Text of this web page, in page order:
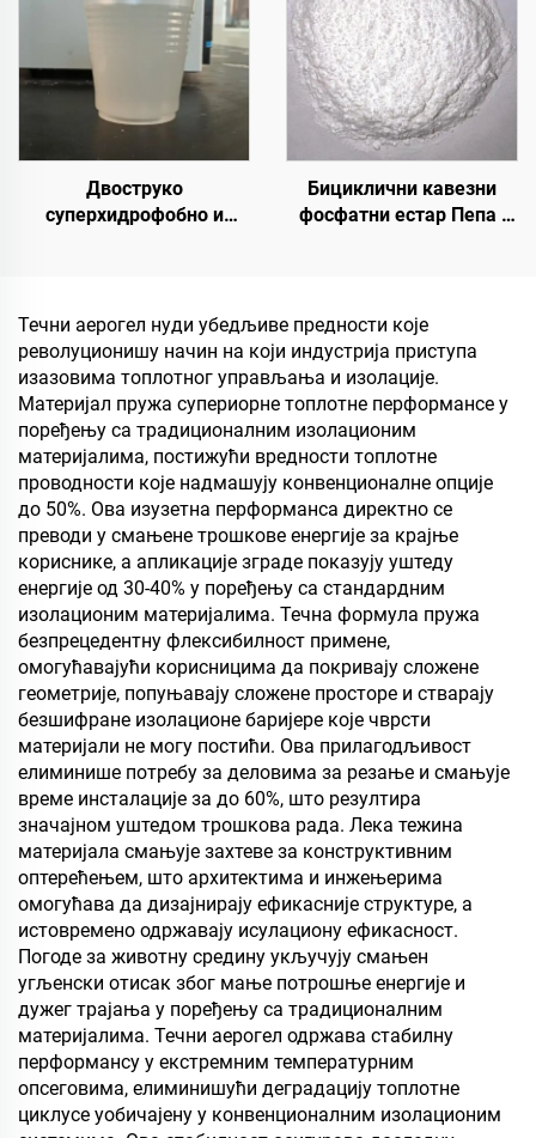
Двоструко
суперхидрофобно и
премазима или у другим
сценаријама који
захтевају хидрофобна и
олеофобна својства
Бициклични кавезни
фосфатни естар Пепа |
ЕВА материјала
Течни аерогел нуди убедљиве предности које
револуционишу начин на који индустрија приступа
изазовима топлотног управљања и изолације.
Материјал пружа супериорне топлотне перформансе у
поређењу са традиционалним изолационим
материјалима, постижући вредности топлотне
проводности које надмашују конвенционалне опције
до 50%. Ова изузетна перформанса директно се
преводи у смањене трошкове енергије за крајње
кориснике, а апликације зграде показују уштеду
енергије од 30-40% у поређењу са стандардним
изолационим материјалима. Течна формула пружа
безпрецедентну флексибилност примене,
омогућавајући корисницима да покривају сложене
геометрије, попуњавају сложене просторе и стварају
безшифране изолационе баријере које чврсти
материјали не могу постићи. Ова прилагодљивост
елиминише потребу за деловима за резање и смањује
време инсталације за до 60%, што резултира
значајном уштедом трошкова рада. Лека тежина
материјала смањује захтеве за конструктивним
оптерећењем, што архитектима и инжењерима
омогућава да дизајнирају ефикасније структуре, а
истовремено одржавају исулациону ефикасност.
Погоде за животну средину укључују смањен
угљенски отисак због мање потрошње енергије и
дужег трајања у поређењу са традиционалним
материјалима. Течни аерогел одржава стабилну
перформансу у екстремним температурним
опсеговима, елиминишући деградацију топлотне
циклусе уобичајену у конвенционалним изолационим